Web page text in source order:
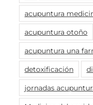
acupuntura
acupuntura otoño
acupuntura una
detoxificación
jornadas